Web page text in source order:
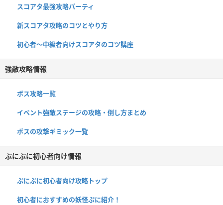
スコアタ最強攻略パーティ
新スコアタ攻略のコツとやり方
初心者〜中級者向けスコアタのコツ講座
強敵攻略情報
ボス攻略一覧
イベント強敵ステージの攻略・倒し方まとめ
ボスの攻撃ギミック一覧
ぷにぷに初心者向け情報
ぷにぷに初心者向け攻略トップ
初心者におすすめの妖怪ぷに紹介！